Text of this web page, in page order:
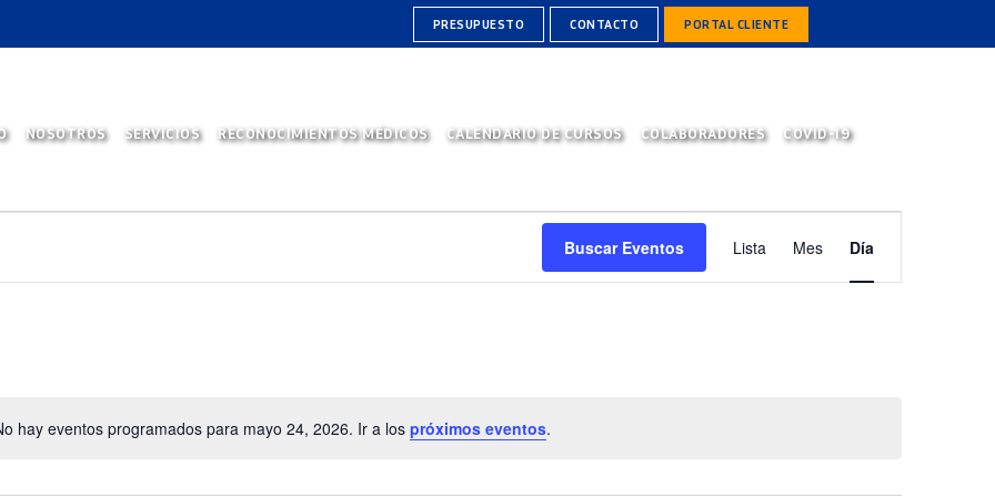
PRESUPUESTO CONTACTO PORTAL CLIENTE
NOSOTROS SERVICIOS RECONOCIMIENTOS MÉDICOS CALENDARIO DE CURSOS COLABORADORES COVID-19
Aviso
hay eventos programados para mayo 24, 2026. Ir a los próximos eventos.
Buscar Eventos Lista Mes Día